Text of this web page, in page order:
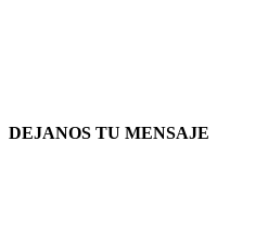
DEJANOS TU MENSAJE